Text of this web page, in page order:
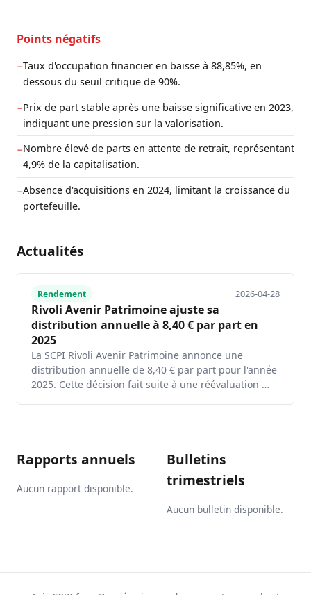
Points négatifs
−Taux d'occupation financier en baisse à 88,85%, en
dessous du seuil critique de 90%.
−Prix de part stable après une baisse significative en 2023,
indiquant une pression sur la valorisation.
−Nombre élevé de parts en attente de retrait, représentant
4,9% de la capitalisation.
−Absence d'acquisitions en 2024, limitant la croissance du
portefeuille.
Actualités
Rendement 2026-04-28
Rivoli Avenir Patrimoine ajuste sa
distribution annuelle à 8,40 € par part en
2025
La SCPI Rivoli Avenir Patrimoine annonce une
distribution annuelle de 8,40 € par part pour l'année
2025. Cette décision fait suite à une réévaluation …
Rapports annuels
Aucun rapport disponible.
Bulletins
trimestriels
Aucun bulletin disponible.